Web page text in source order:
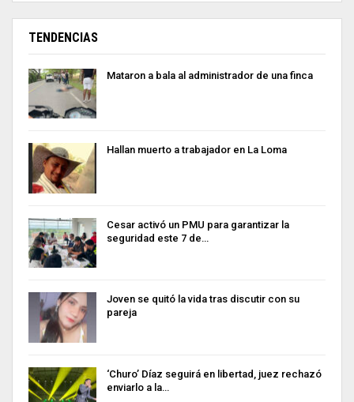
TENDENCIAS
Mataron a bala al administrador de una finca
Hallan muerto a trabajador en La Loma
Cesar activó un PMU para garantizar la
seguridad este 7 de…
Joven se quitó la vida tras discutir con su
pareja
‘Churo’ Díaz seguirá en libertad, juez rechazó
enviarlo a la…